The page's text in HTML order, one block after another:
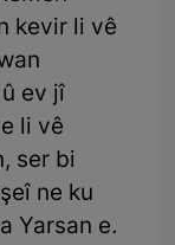
kevir li vê
ev jî
li vê
ser bi
ne ku
Yarsan e.